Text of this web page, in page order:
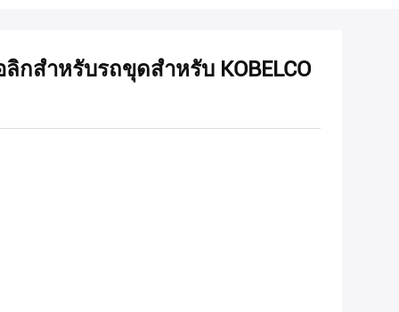
กสำหรับรถขุดสำหรับ KOBELCO